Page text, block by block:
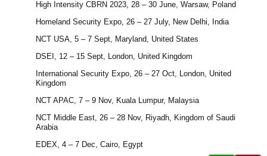
High Intensity CBRN 2023, 28 – 30 June, Warsaw, Poland
Homeland Security Expo, 26 – 27 July, New Delhi, India
NCT USA, 5 – 7 Sept, Maryland, United States
DSEI, 12 – 15 Sept, London, United Kingdom
International Security Expo, 26 – 27 Oct, London, United
Kingdom
NCT APAC, 7 – 9 Nov, Kuala Lumpur, Malaysia
NCT Middle East, 26 – 28 Nov, Riyadh, Kingdom of Saudi
Arabia
EDEX, 4 – 7 Dec, Cairo, Egypt